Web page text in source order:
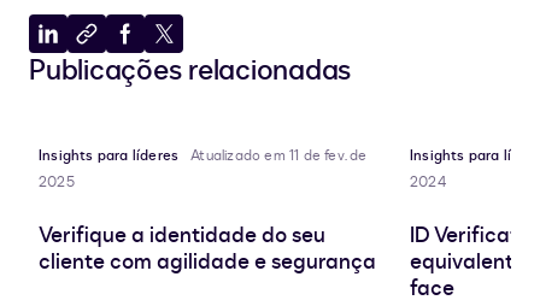
Compartilhar
no
Copiar
para
de
Compartilhar
no
Compartilhar
no
Publicações relacionadas
Insights para líderes
Atualizado em 11 de fev. de
2025
Verifique a identidade do seu
cliente com agilidade e segurança
Insights para
2024
ID
equivalente
face